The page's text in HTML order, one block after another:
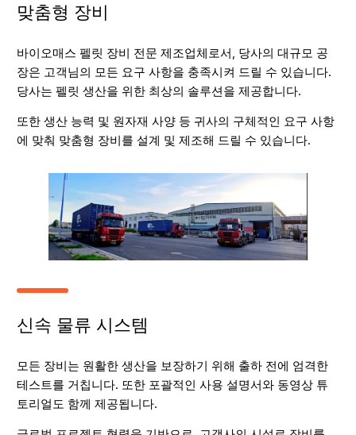
맞춤형 장비
바이오매스 펠릿 장비 전문 제조업체로서, 당사의 대규모 공
장은 고객님의 모든 요구 사항을 충족시켜 드릴 수 있습니다.
당사는 펠릿 생산을 위한 최상의 솔루션을 제공합니다.
또한 생산 능력 및 원자재 사양 등 귀사의 구체적인 요구 사항
에 맞춰 맞춤형 장비를 설계 및 제조해 드릴 수 있습니다.
신속 물류 시스템
모든 장비는 원활한 생산을 보장하기 위해 출하 전에 엄격한
테스트를 거칩니다. 또한 포괄적인 사용 설명서와 동영상 튜
토리얼도 함께 제공됩니다.